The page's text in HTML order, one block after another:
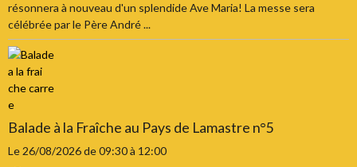
résonnera à nouveau d'un splendide Ave Maria! La messe sera
célébrée par le Père André ...
Balade à la Fraîche au Pays de Lamastre n°5
Le 26/08/2026de 09:30à 12:00